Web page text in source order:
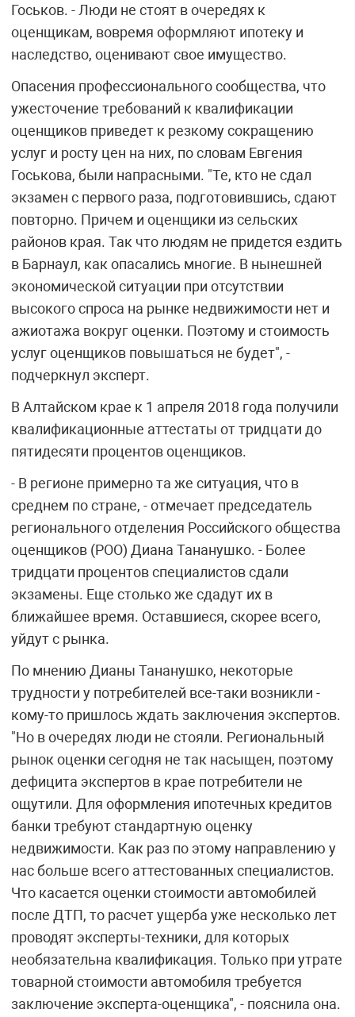
Госьков. - Люди не стоят в очередях к
оценщикам, вовремя оформляют ипотеку и
наследство, оценивают свое имущество.
Опасения профессионального сообщества, что
ужесточение требований к квалификации
оценщиков приведет к резкому сокращению
услуг и росту цен на них, по словам Евгения
Госькова, были напрасными. "Те, кто не сдал
экзамен с первого раза, подготовившись, сдают
повторно. Причем и оценщики из сельских
районов края. Так что людям не придется ездить
в Барнаул, как опасались многие. В нынешней
экономической ситуации при отсутствии
высокого спроса на рынке недвижимости нет и
ажиотажа вокруг оценки. Поэтому и стоимость
услуг оценщиков повышаться не будет", -
подчеркнул эксперт.
В Алтайском крае к 1 апреля 2018 года получили
квалификационные аттестаты от тридцати до
пятидесяти процентов оценщиков.
- В регионе примерно та же ситуация, что в
среднем по стране, - отмечает председатель
регионального отделения Российского общества
оценщиков (РОО) Диана Тананушко. - Более
тридцати процентов специалистов сдали
экзамены. Еще столько же сдадут их в
ближайшее время. Оставшиеся, скорее всего,
уйдут с рынка.
По мнению Дианы Тананушко, некоторые
трудности у потребителей все-таки возникли -
кому-то пришлось ждать заключения экспертов.
"Но в очередях люди не стояли. Региональный
рынок оценки сегодня не так насыщен, поэтому
дефицита экспертов в крае потребители не
ощутили. Для оформления ипотечных кредитов
банки требуют стандартную оценку
недвижимости. Как раз по этому направлению у
нас больше всего аттестованных специалистов.
Что касается оценки стоимости автомобилей
после ДТП, то расчет ущерба уже несколько лет
проводят эксперты-техники, для которых
необязательна квалификация. Только при утрате
товарной стоимости автомобиля требуется
заключение эксперта-оценщика", - пояснила она.